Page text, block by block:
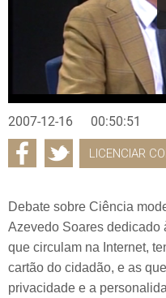
2007-12-16 00:50:51
LICENCIAR
Debate sobre Ciência
Azevedo Soares dedicado
que circulam na Internet,
cartão do cidadão, e as
privacidade e a